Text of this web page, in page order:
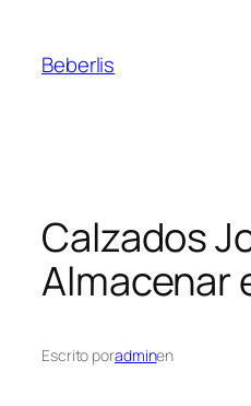
Beberlis
Calzados
Almacenar
Escrito poradminen